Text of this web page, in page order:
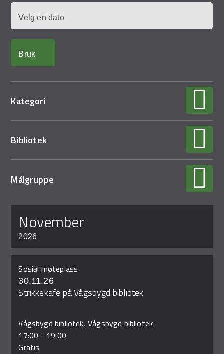
Kategori
Bibliotek
Målgruppe
november
2026
Sosial møteplass
30.11.26
Strikkekafe på Vågsbygd bibliotek
Vågsbygd bibliotek, Vågsbygd bibliotek
17:00 - 19:00
Gratis